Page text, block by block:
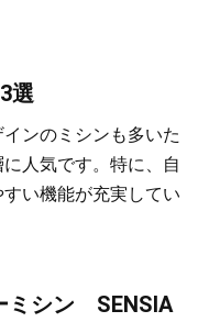
選
ンのミシンも多いた
人気です。特に、自
い機能が充実してい
シン SENSIA